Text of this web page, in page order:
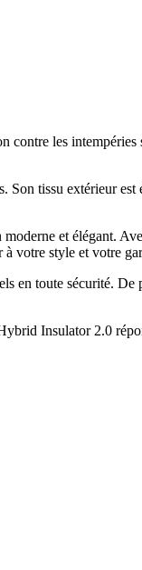
les
tissu extérieur
et élégant.
votre style et votre
en toute sécurité.
Insulator 2.0